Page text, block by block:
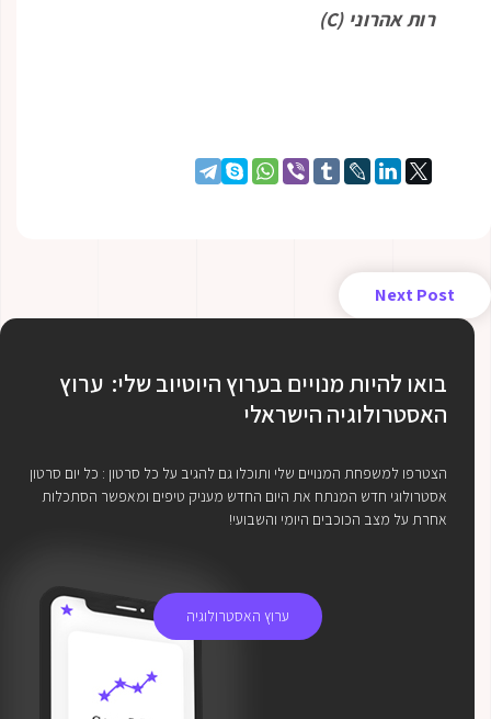
רות אהרוני (C)
Next Post
בואו להיות מנויים בערוץ היוטיוב שלי: ערוץ
האסטרולוגיה הישראלי
הצטרפו למשפחת המנויים שלי ותוכלו גם להגיב על כל סרטון : כל יום סרטון
אסטרולוגי חדש המנתח את היום החדש מעניק טיפים ומאפשר הסתכלות
אחרת על מצב הכוכבים היומי והשבועי!
ערוץ האסטרולוגיה